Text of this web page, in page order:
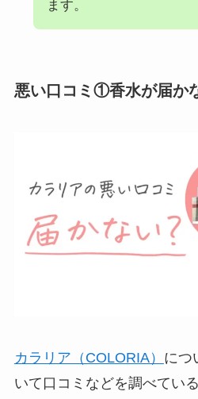
ます。
悪い口コミ①香水が届か
カラリア（COLORIA） につ
いて口コミなどを調べてい